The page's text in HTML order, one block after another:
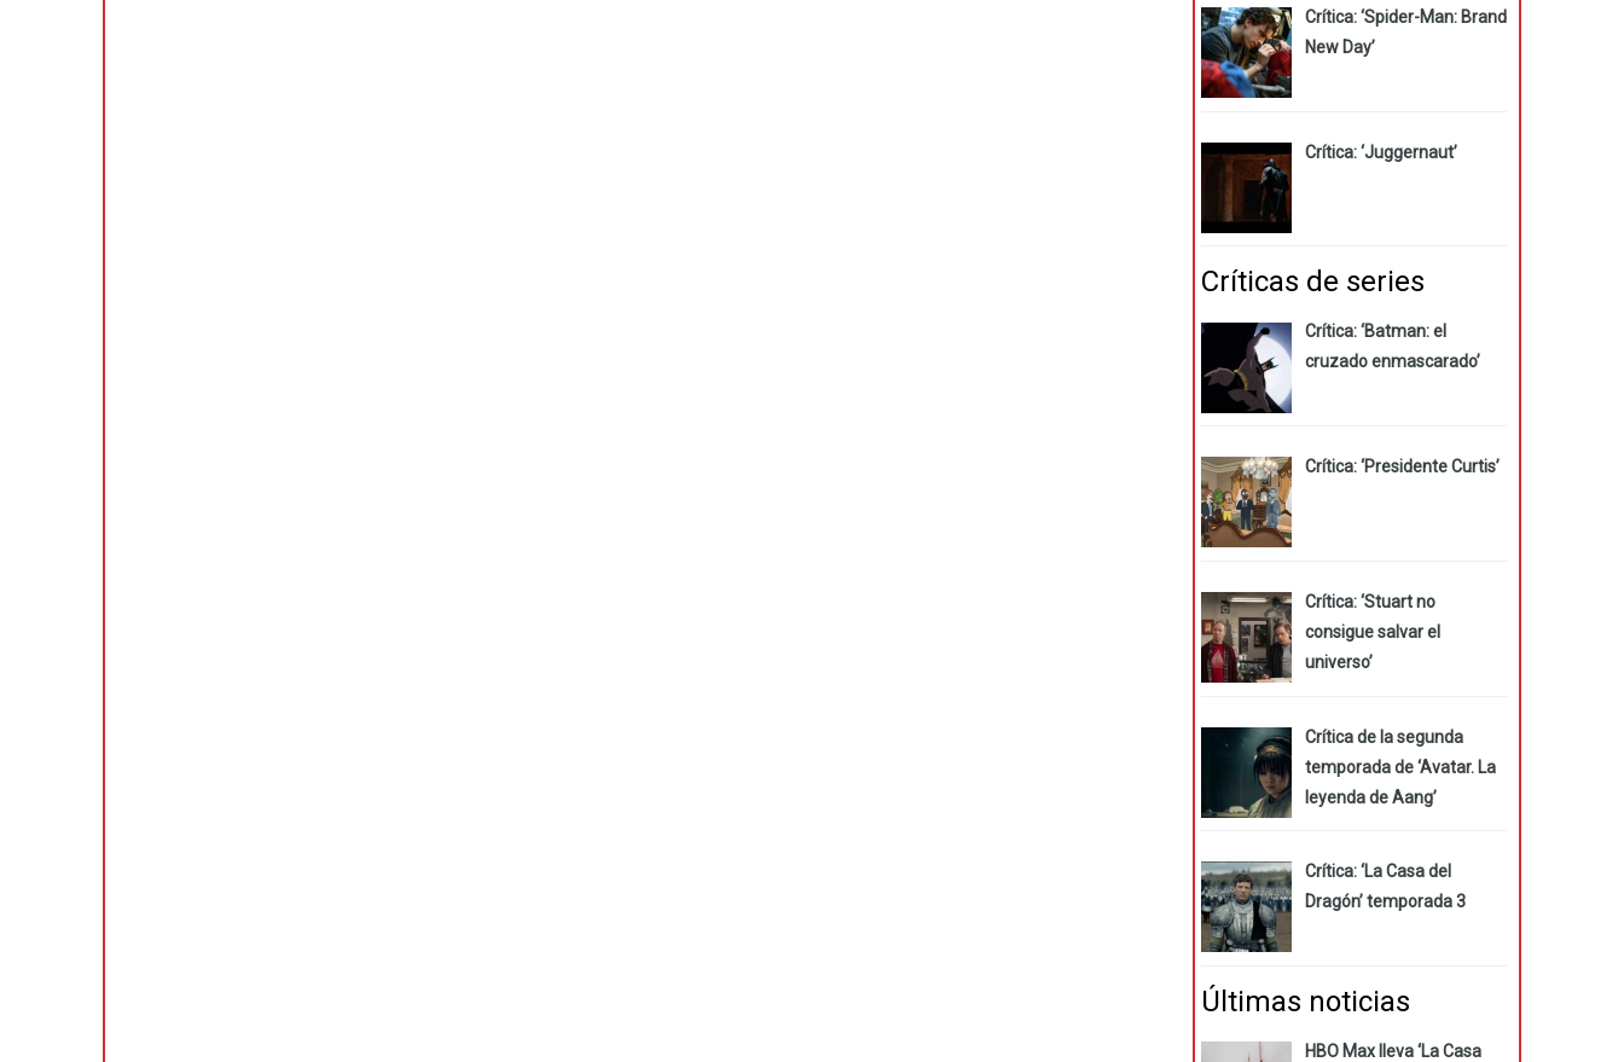
Crítica: ‘Spider-Man: Brand
New Day’
Crítica: ‘Juggernaut’
Críticas de series
Crítica: ‘Batman: el
cruzado enmascarado’
Crítica: ‘Presidente Curtis’
Crítica: ‘Stuart no
consigue salvar el
universo’
Crítica de la segunda
temporada de ‘Avatar. La
leyenda de Aang’
Crítica: ‘La Casa del
Dragón’ temporada 3
Últimas noticias
HBO Max lleva ‘La Casa